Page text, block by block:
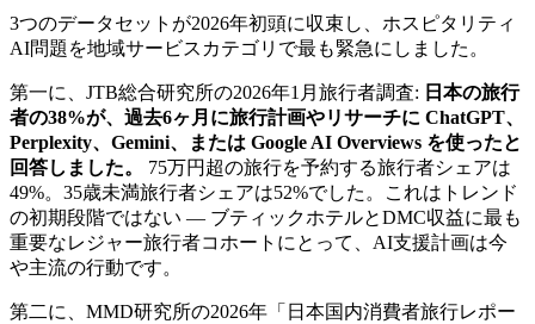
3つのデータセットが2026年初頭に収束し、ホスピタリティ
AI問題を地域サービスカテゴリで最も緊急にしました。
第一に、JTB総合研究所の2026年1月旅行者調査: 日本の旅行
者の38%が、過去6ヶ月に旅行計画やリサーチに ChatGPT、
Perplexity、Gemini、または Google AI Overviews を使ったと
回答しました。
75万円超の旅行を予約する旅行者シェアは
49%。35歳未満旅行者シェアは52%でした。これはトレンド
の初期段階ではない — ブティックホテルとDMC収益に最も
重要なレジャー旅行者コホートにとって、AI支援計画は今
や主流の行動です。
第二に、MMD研究所の2026年「日本国内消費者旅行レポー